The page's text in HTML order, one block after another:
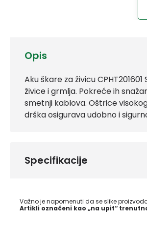
Opis
Aku škare za živicu
živice i grmlja. Pokreće ih
smetnji kablova. Oštrice
drška osigurava udobno i
Specifikacije
Važno je napomenuti da se slike
Artikli označeni kao „na upit“